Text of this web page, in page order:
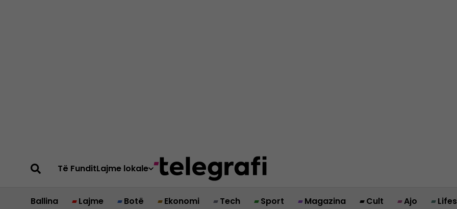
Të FunditLajme lokale
Ballina Lajme Botë Ekonomi Tech Sport Magazina Cult Ajo